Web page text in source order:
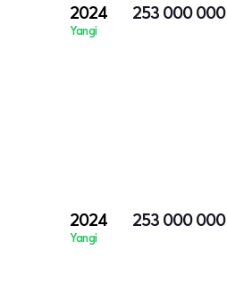
2024
Yangi
253 000 000
2024
Yangi
253 000 000